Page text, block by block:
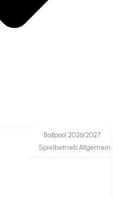
Ballpool 2026/2027
Spielbetrieb Allgemein